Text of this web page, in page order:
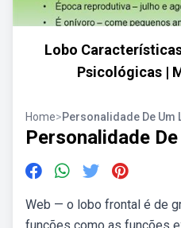
Lobo
Psicológicas |
Home>Personalidade De Um
Personalidade
Web — o lobo frontal é de